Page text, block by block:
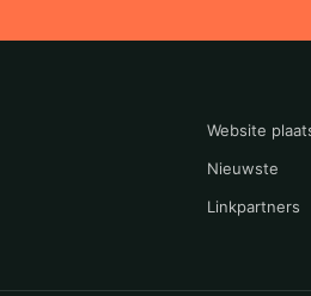
Website
Nieuwste
Linkpartners